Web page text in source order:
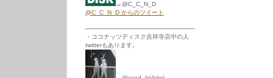
→@C_C_N_D
@C_C_N_D からのツイート
・ココナッツディスク吉祥寺店中の人
twitterもあります。